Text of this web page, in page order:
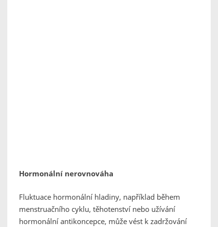
Hormonální nerovnováha
Fluktuace hormonální hladiny, například během
menstruačního cyklu, těhotenství nebo užívání
hormonální antikoncepce, může vést k zadržování